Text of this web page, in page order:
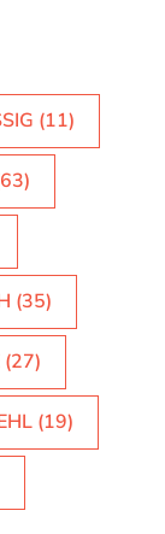
(11)
(35)
(27)
(19)